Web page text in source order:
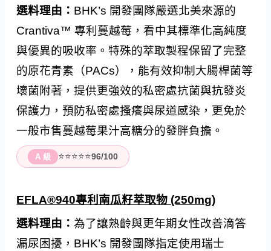
選料理由： BHK’s 開發團隊嚴選北美來源的
Crantiva™ 專利蔓越莓，看中其標準化高純度
與優異的吸收率。特殊的萃取製程保留了完整
的原花青素（PACs），能有效抑制大腸桿菌等
壞菌附著，提供更強效的私密處抗菌與抗發炎
保護力，預防私密處搔癢與尿道感染，更免於
一般市售蔓越莓果汁高糖分的發胖負擔。
A 級 ⭐⭐⭐⭐⭐96/100
EFLA®940專利南瓜籽萃取物 (250mg)
選料理由：為了讓熟齡與更年期女性改善滴答
漏尿困擾，BHK’s 開發團隊指定使用瑞士